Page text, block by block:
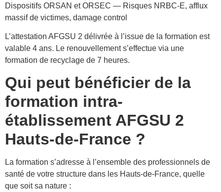
Dispositifs ORSAN et ORSEC — Risques NRBC-E, afflux
massif de victimes, damage control
L’attestation AFGSU 2 délivrée à l’issue de la formation est
valable 4 ans. Le renouvellement s’effectue via une
formation de recyclage de 7 heures.
Qui peut bénéficier de la
formation intra-
établissement AFGSU 2
Hauts-de-France ?
La formation s’adresse à l’ensemble des professionnels de
santé de votre structure dans les Hauts-de-France, quelle
que soit sa nature :